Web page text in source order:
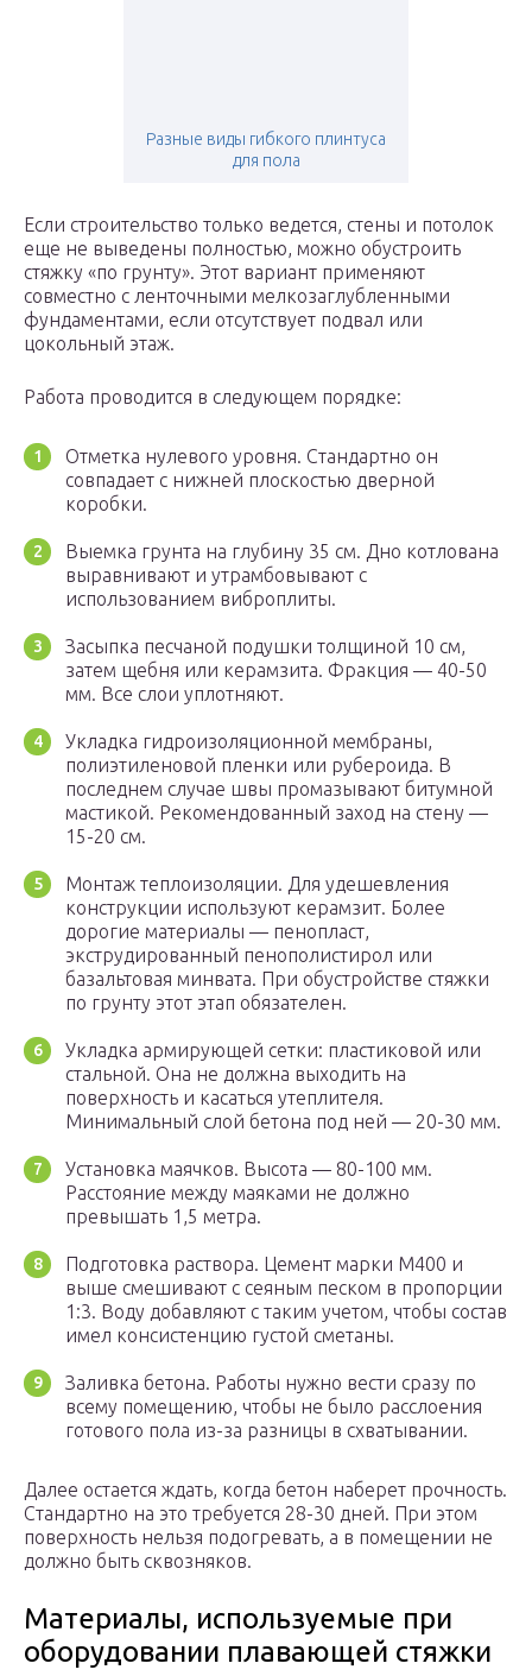
Разные виды гибкого плинтуса
для пола
Если строительство только ведется, стены и потолок
еще не выведены полностью, можно обустроить
стяжку «по грунту». Этот вариант применяют
совместно с ленточными мелкозаглубленными
фундаментами, если отсутствует подвал или
цокольный этаж.
Работа проводится в следующем порядке:
Отметка нулевого уровня. Стандартно он
совпадает с нижней плоскостью дверной
коробки.
Выемка грунта на глубину 35 см. Дно котлована
выравнивают и утрамбовывают с
использованием виброплиты.
Засыпка песчаной подушки толщиной 10 см,
затем щебня или керамзита. Фракция — 40-50
мм. Все слои уплотняют.
Укладка гидроизоляционной мембраны,
полиэтиленовой пленки или рубероида. В
последнем случае швы промазывают битумной
мастикой. Рекомендованный заход на стену —
15-20 см.
Монтаж теплоизоляции. Для удешевления
конструкции используют керамзит. Более
дорогие материалы — пенопласт,
экструдированный пенополистирол или
базальтовая минвата. При обустройстве стяжки
по грунту этот этап обязателен.
Укладка армирующей сетки: пластиковой или
стальной. Она не должна выходить на
поверхность и касаться утеплителя.
Минимальный слой бетона под ней — 20-30 мм.
Установка маячков. Высота — 80-100 мм.
Расстояние между маяками не должно
превышать 1,5 метра.
Подготовка раствора. Цемент марки М400 и
выше смешивают с сеяным песком в пропорции
1:3. Воду добавляют с таким учетом, чтобы состав
имел консистенцию густой сметаны.
Заливка бетона. Работы нужно вести сразу по
всему помещению, чтобы не было расслоения
готового пола из-за разницы в схватывании.
Далее остается ждать, когда бетон наберет прочность.
Стандартно на это требуется 28-30 дней. При этом
поверхность нельзя подогревать, а в помещении не
должно быть сквозняков.
Материалы, используемые при
оборудовании плавающей стяжки